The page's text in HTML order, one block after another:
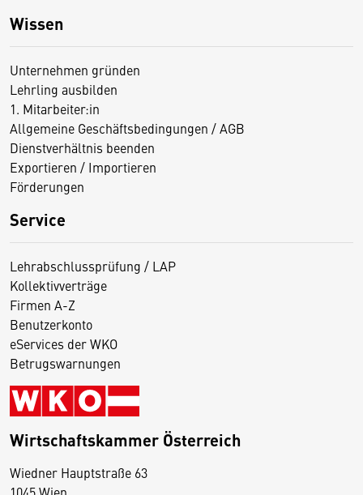
Wissen
Unternehmen gründen
Lehrling ausbilden
1. Mitarbeiter:in
Allgemeine Geschäftsbedingungen / AGB
Dienstverhältnis beenden
Exportieren / Importieren
Förderungen
Service
Lehrabschlussprüfung / LAP
Kollektivverträge
Firmen A-Z
Benutzerkonto
eServices der WKO
Betrugswarnungen
Wirtschaftskammer Österreich
Wiedner Hauptstraße 63
D